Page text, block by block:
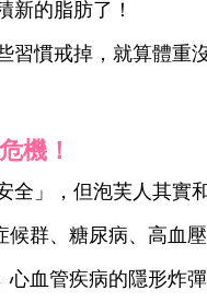
新的脂肪了！
習慣戒掉，就算體重
機！
全」，但泡芙人其實
群、糖尿病、高血壓
血管疾病的隱形炸彈